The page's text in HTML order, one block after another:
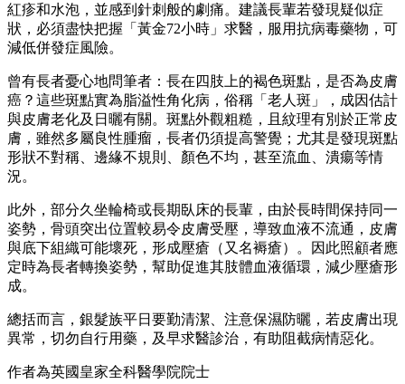
紅疹和水泡，並感到針刺般的劇痛。建議長輩若發現疑似症
狀，必須盡快把握「黃金72小時」求醫，服用抗病毒藥物，可
減低併發症風險。
曾有長者憂心地問筆者：長在四肢上的褐色斑點，是否為皮膚
癌？這些斑點實為脂溢性角化病，俗稱「老人斑」，成因估計
與皮膚老化及日曬有關。斑點外觀粗糙，且紋理有別於正常皮
膚，雖然多屬良性腫瘤，長者仍須提高警覺；尤其是發現斑點
形狀不對稱、邊緣不規則、顏色不均，甚至流血、潰瘍等情
況。
此外，部分久坐輪椅或長期臥床的長輩，由於長時間保持同一
姿勢，骨頭突出位置較易令皮膚受壓，導致血液不流通，皮膚
與底下組織可能壞死，形成壓瘡（又名褥瘡）。因此照顧者應
定時為長者轉換姿勢，幫助促進其肢體血液循環，減少壓瘡形
成。
總括而言，銀髮族平日要勤清潔、注意保濕防曬，若皮膚出現
異常，切勿自行用藥，及早求醫診治，有助阻截病情惡化。
作者為英國皇家全科醫學院院士